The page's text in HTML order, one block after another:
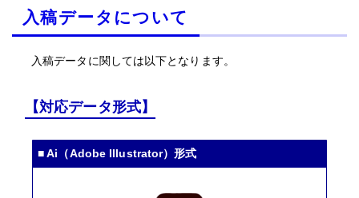
入稿データについて
入稿データに関しては以下となります。
【対応データ形式】
■ Ai（Adobe Illustrator）形式